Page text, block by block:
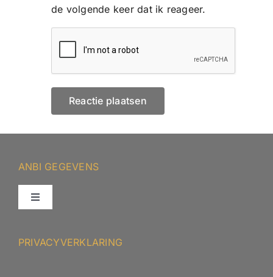
de volgende keer dat ik reageer.
ANBI GEGEVENS
Toggle
PRIVACYVERKLARING